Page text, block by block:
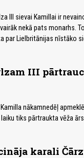
III sievai Kamillai ir
nekā pats monarhs.
par Lielbritānijas nīstāko
III
nākamnedēļ
tiks pārtraukta vēža
karali